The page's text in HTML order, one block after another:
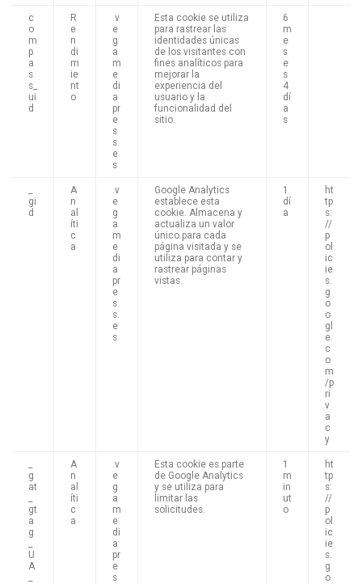
c
o
m
p
a
s
s_
ui
d
R
e
n
di
m
ie
nt
o
.v
e
g
a
m
e
di
a
pr
e
s
s.
e
s
Esta cookie se utiliza
para rastrear las
identidades únicas
de los visitantes con
fines analíticos para
mejorar la
experiencia del
usuario y la
funcionalidad del
sitio.
6
m
e
s
e
s
4
dí
a
s
gi
d
A
n
al
íti
c
a
.v
e
g
a
m
e
di
a
pr
e
s
s.
e
s
Google Analytics
establece esta
cookie. Almacena y
actualiza un valor
único para cada
página visitada y se
utiliza para contar y
rastrear páginas
vistas.
1
dí
a
ht
tp
s:
//
p
ol
ic
ie
s.
g
o
o
gl
e.
c
o
m
/p
ri
v
a
c
y
g
at
gt
a
g
U
A
A
n
al
íti
c
a
.v
e
g
a
m
e
di
a
pr
e
s
Esta cookie es parte
de Google Analytics
y se utiliza para
limitar las
solicitudes.
1
m
in
ut
o
ht
tp
s:
//
p
ol
ic
ie
s.
g
o